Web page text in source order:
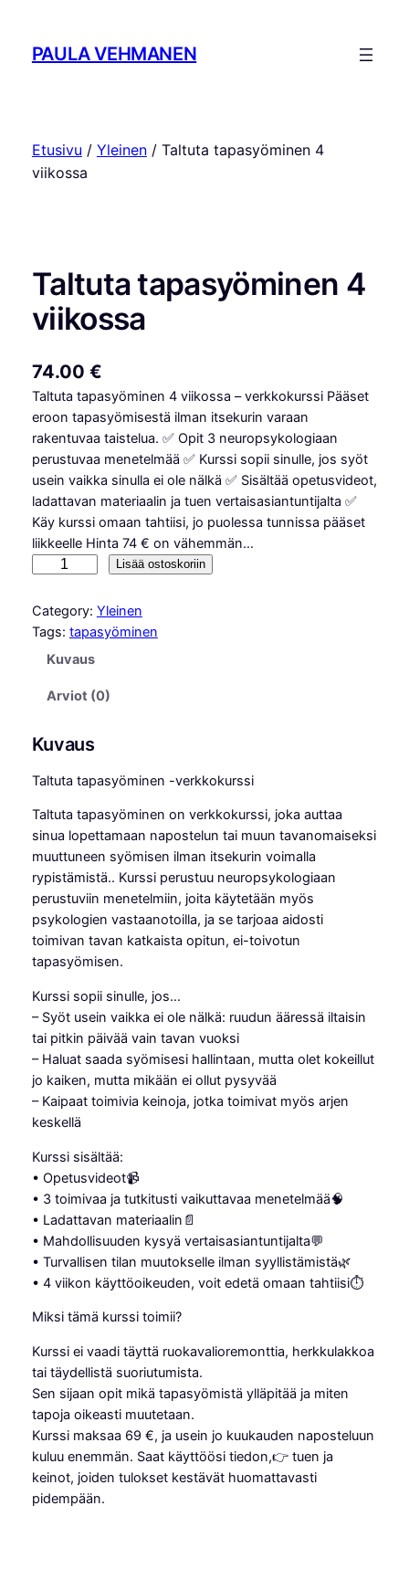
PAULA VEHMANEN
Etusivu / Yleinen/ Taltuta tapasyöminen 4
viikossa
Taltuta tapasyöminen 4
viikossa
74.00 €
Taltuta tapasyöminen 4 viikossa – verkkokurssi Pääset
eroon tapasyömisestä ilman itsekurin varaan
rakentuvaa taistelua. ✅ Opit 3 neuropsykologiaan
perustuvaa menetelmää ✅ Kurssi sopii sinulle, jos syöt
usein vaikka sinulla ei ole nälkä ✅ Sisältää opetusvideot,
ladattavan materiaalin ja tuen vertaisasiantuntijalta ✅
Käy kurssi omaan tahtiisi, jo puolessa tunnissa pääset
liikkeelle Hinta 74 € on vähemmän…
l
t
p
a
y
ö
m
i
n
e
n
4
i
k
s
a
m
ä
ä
r
ä
Lisää ostoskoriin
Category: Yleinen
Tags: tapasyöminen
Kuvaus
Arviot (0)
Kuvaus
Taltuta tapasyöminen -verkkokurssi
Taltuta tapasyöminen on verkkokurssi, joka auttaa
sinua lopettamaan napostelun tai muun tavanomaiseksi
muuttuneen syömisen ilman itsekurin voimalla
rypistämistä.. Kurssi perustuu neuropsykologiaan
perustuviin menetelmiin, joita käytetään myös
psykologien vastaanotoilla, ja se tarjoaa aidosti
toimivan tavan katkaista opitun, ei-toivotun
tapasyömisen.
Kurssi sopii sinulle, jos…
– Syöt usein vaikka ei ole nälkä: ruudun ääressä iltaisin
tai pitkin päivää vain tavan vuoksi
– Haluat saada syömisesi hallintaan, mutta olet kokeillut
jo kaiken, mutta mikään ei ollut pysyvää
– Kaipaat toimivia keinoja, jotka toimivat myös arjen
keskellä
Kurssi sisältää:
• Opetusvideot📹
• 3 toimivaa ja tutkitusti vaikuttavaa menetelmää🧠
• Ladattavan materiaalin📄
• Mahdollisuuden kysyä vertaisasiantuntijalta💬
• Turvallisen tilan muutokselle ilman syyllistämistä🌿
• 4 viikon käyttöoikeuden, voit edetä omaan tahtiisi⏱
Miksi tämä kurssi toimii?
Kurssi ei vaadi täyttä ruokavalioremonttia, herkkulakkoa
tai täydellistä suoriutumista.
Sen sijaan opit mikä tapasyömistä ylläpitää ja miten
tapoja oikeasti muutetaan.
Kurssi maksaa 69 €, ja usein jo kuukauden naposteluun
kuluu enemmän. Saat käyttöösi tiedon,👉 tuen ja
keinot, joiden tulokset kestävät huomattavasti
pidempään.